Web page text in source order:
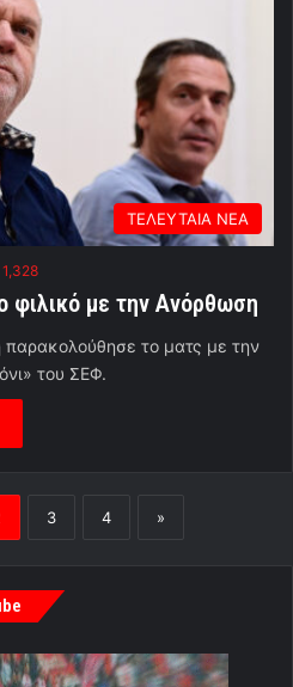
ΤΕΛΕΥΤΑΙΑ ΝΕΑ
1,328
φιλικό με την Ανόρθωση
παρακολούθησε το ματς με την
του ΣΕΦ.
3 4 »